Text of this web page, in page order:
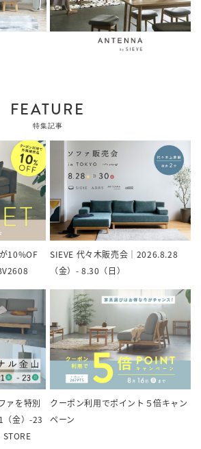
FEATURE
特集記事
10%OF
SIEVE 代々木販売会｜2026.8.28
（金）- 8.30（日）
ァを特別
（金）-23
クーポン利用でポイント５倍キャン
ペーン